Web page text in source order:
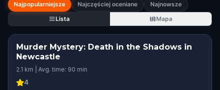
Najpopularniejsze Najczęściej oceniane
Najnowsze
Lista
Mapa
Murder Mystery: Death in the Shadows in
Newcastle
2.1 km | Avg. time: 90 min
4